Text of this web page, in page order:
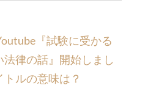
『試験に受かる
法律の話』開始しまし
ルの意味は？